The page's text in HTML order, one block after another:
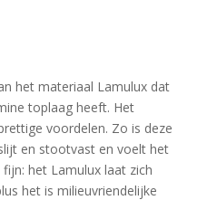
het materiaal Lamulux dat
toplaag heeft. Het
voordelen. Zo is deze
en stootvast en voelt het
het Lamulux laat zich
het is milieuvriendelijke